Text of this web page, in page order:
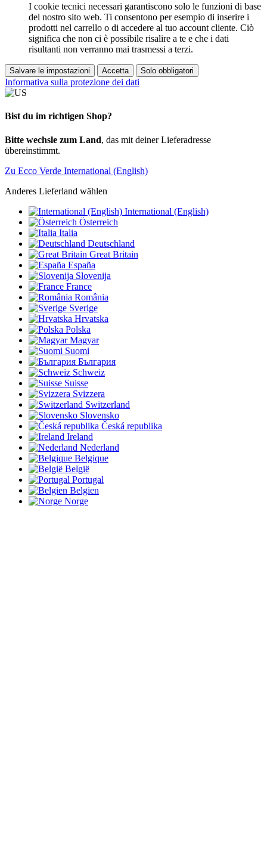
I cookie tecnici necessari garantiscono solo le funzioni di base
del nostro sito web. Ti consentono per esempio di inserire i
prodotti nel carrello o di accedere al tuo account cliente. Ciò
significa che non ci è possibile risalire a te e che i dati
risultanti non verranno mai trasmessi a terzi.
Salvare le impostazioni Accetta Solo obbligatori
Informativa sulla protezione dei dati
Bist du im richtigen Shop?
Bitte wechsle zum Land, das mit deiner Lieferadresse
übereinstimmt.
Zu Ecco Verde International (English)
Anderes Lieferland wählen
International (English)
Österreich
Italia
Deutschland
Great Britain
España
Slovenija
France
România
Sverige
Hrvatska
Polska
Magyar
Suomi
България
Schweiz
Suisse
Svizzera
Switzerland
Slovensko
Česká republika
Ireland
Nederland
Belgique
België
Portugal
Belgien
Norge